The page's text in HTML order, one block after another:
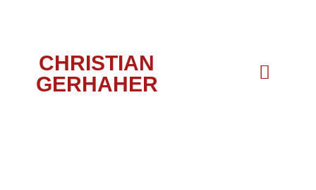
CHRISTIAN
GERHAHER